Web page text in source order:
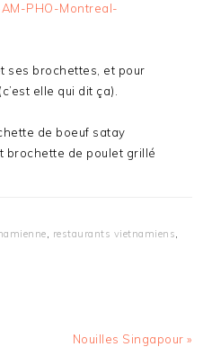
PHO-Montreal-
ses brochettes, et pour
elle qui dit ça).
de boeuf satay
brochette de poulet grillé
, restaurants vietnamiens,
Article
Nouilles Singapour »